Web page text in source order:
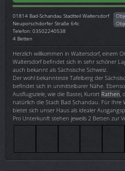
01814 Bad-Schandau Stadtteil Waltersdorf
Neuporschdorfer Straße 64c
Telefon: 03502240538
4 Betten
Herzlich willkommen in Waltersdorf, einem
Waltersdorf befindet sich in sehr schöner
auch bekannt als Sächsische Schweiz.
Der wohl bekannteste Tafelberg der
befindet sich in unmittelbarer Nähe.
Ausflugsziele, wie die Bastei, Kurort Rathen ,
natürlich die Stadt Bad Schandau. Für
bietet sich unser Haus als idealer
Pro Unterkunft stehen jeweils 2 Betten zur